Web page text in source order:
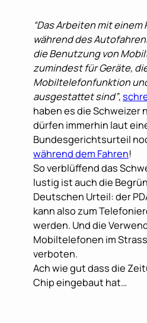
“Das Arbeiten mit
während des
die Benutzung von
zumindest für Geräte,
Mobiltelefonfunktion
ausgestattet sind”,
haben es die Schweizer
dürfen immerhin laut
Bundesgerichtsurteil
während dem Fahren!
So verblüffend das
lustig ist auch die
Deutschen Urteil: der
kann also zum
werden. Und die
Mobiltelefonen im
verboten.
Ach wie gut dass die
Chip eingebaut hat…